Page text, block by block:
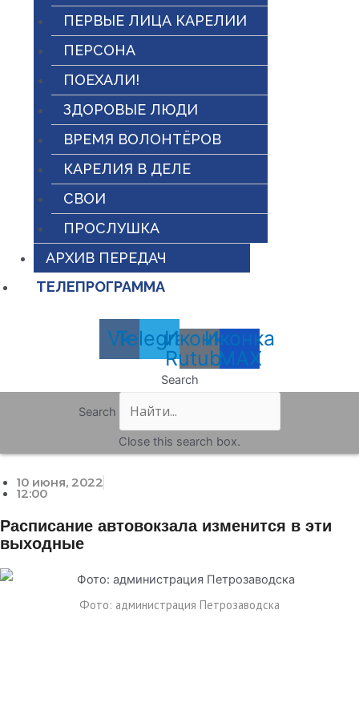
ПЕРВЫЕ ЛИЦА КАРЕЛИИ
ПЕРСОНА
ПОЕХАЛИ!
ЗДОРОВЫЕ ЛЮДИ
ВРЕМЯ ВОЛОНТЁРОВ
КАРЕЛИЯ В ДЕЛЕ
СВОИ
ПРОСЛУШКА
АРХИВ ПЕРЕДАЧ
ТЕЛЕПРОГРАММА
Vk
Telegram
Иконка
Rutube
Иконка
MAX
Search
Search
Close this search box.
10 июня, 2022
12:00
Расписание автовокзала изменится в эти
выходные
Фото: администрация Петрозаводска